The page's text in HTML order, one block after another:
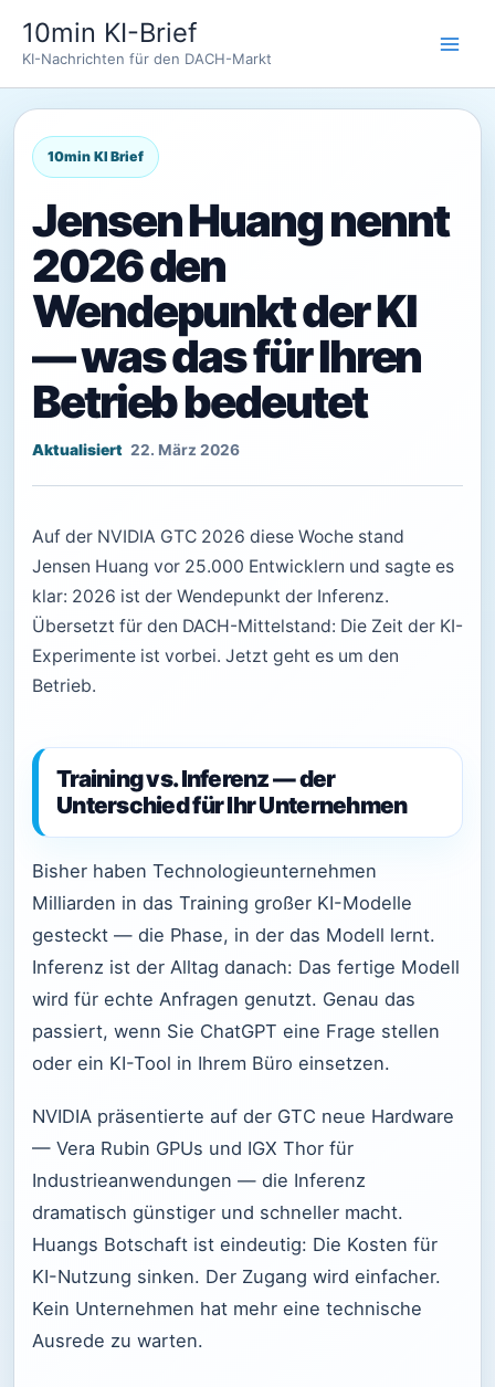
Inhalt
springen
10min KI-Brief
KI-Nachrichten für den DACH-Markt
Jensen Huang nennt
2026 den
Wendepunkt der KI
— was das für Ihren
Betrieb bedeutet
22. März 2026
Auf der NVIDIA GTC 2026 diese Woche stand
Jensen Huang vor 25.000 Entwicklern und sagte es
klar: 2026 ist der Wendepunkt der Inferenz.
Übersetzt für den DACH-Mittelstand: Die Zeit der KI-
Experimente ist vorbei. Jetzt geht es um den
Betrieb.
Training vs. Inferenz — der
Unterschied für Ihr Unternehmen
Bisher haben Technologieunternehmen
Milliarden in das Training großer KI-Modelle
gesteckt — die Phase, in der das Modell lernt.
Inferenz ist der Alltag danach: Das fertige Modell
wird für echte Anfragen genutzt. Genau das
passiert, wenn Sie ChatGPT eine Frage stellen
oder ein KI-Tool in Ihrem Büro einsetzen.
NVIDIA präsentierte auf der GTC neue Hardware
— Vera Rubin GPUs und IGX Thor für
Industrieanwendungen — die Inferenz
dramatisch günstiger und schneller macht.
Huangs Botschaft ist eindeutig: Die Kosten für
KI-Nutzung sinken. Der Zugang wird einfacher.
Kein Unternehmen hat mehr eine technische
Ausrede zu warten.